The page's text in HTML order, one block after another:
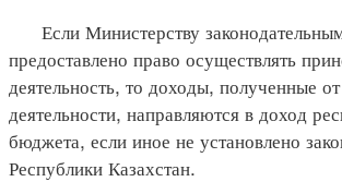
Если Министерству
предоставлено право осуществлять
деятельность, то доходы, полученные
деятельности, направляются в доход
бюджета, если иное не установлено
Республики Казахстан.